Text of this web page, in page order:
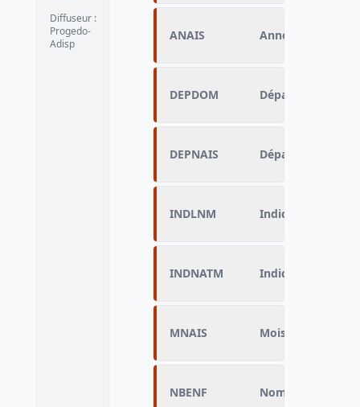
Diffuseur :
Progedo-
Adisp
ANAIS Année de
DEPDOM Département de
DEPNAIS Département de
INDLNM Indicateur du lieu
INDNATM Indicateur de
MNAIS Mois de
NBENF Nombre